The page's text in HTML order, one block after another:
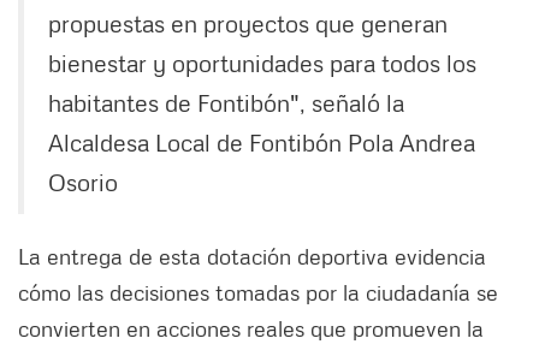
propuestas en proyectos que generan
bienestar y oportunidades para todos los
habitantes de Fontibón", señaló la
Alcaldesa Local de Fontibón Pola Andrea
Osorio
La entrega de esta dotación deportiva evidencia
cómo las decisiones tomadas por la ciudadanía se
convierten en acciones reales que promueven la